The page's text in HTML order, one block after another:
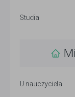
Studia
U nauczyciela